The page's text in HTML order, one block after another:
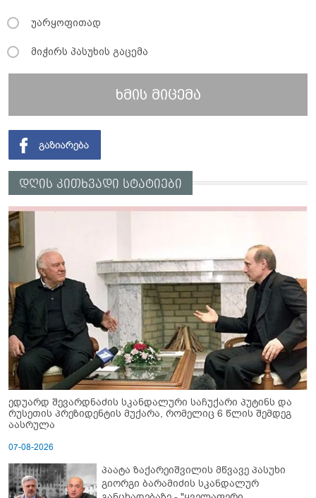
უარყოფითად
მიჭირს პასუხის გაცემა
ხმის მიცემა
დღის კითხვადი სტატიები
ედუარდ შევარდნაძის სკანდალური საჩუქარი პუტინს და
რუსეთის პრეზიდენტის მუქარა, რომელიც 6 წლის შემდეგ
აასრულა
07-08-2026
პაატა ზაქარეიშვილის მწვავე პასუხი
გიორგი ბარამიძის სკანდალურ